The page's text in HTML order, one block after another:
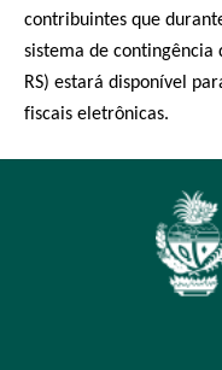
contribuintes que
sistema de contingência
RS) estará disponível
fiscais eletrônicas.